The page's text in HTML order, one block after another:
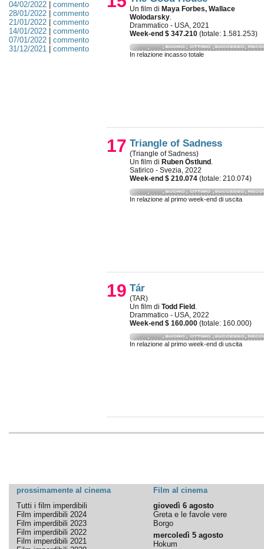
04/02/2022| commento
28/01/2022| commento
21/01/2022| commento
14/01/2022| commento
07/01/2022| commento
31/12/2021| commento
Un film di Maya Forbes, Wallace
Wolodarsky.
Drammatico - USA, 2021
Week-end $ 347.210 (totale: 1.581.253)
In relazione incasso totale
17 Triangle of Sadness
(Triangle of Sadness)
Un film di Ruben Östlund .
Satirico - Svezia, 2022
Week-end $ 210.074 (totale: 210.074)
In relazione al primo week-end di uscita
19 Tár
(TAR)
Un film diTodd Field .
Drammatico - USA, 2022
Week-end $ 160.000 (totale: 160.000)
In relazione al primo week-end di uscita
prossimamente al cinema
Film al cinema
Tutti i film imperdibili
Film imperdibili 2024
Film imperdibili 2023
Film imperdibili 2022
Film imperdibili 2021
giovedì 6 agosto
Greta e le favole vere
Borgo
mercoledì 5 agosto
Hokum